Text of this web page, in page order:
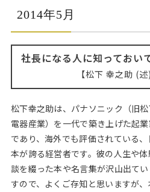
MBA留学生数の推移
インターン受入企業一覧
年齢と年収の相関図
外資系／面接攻略のコツ
Web面接の準備・注意点
キャリアに効く一冊
注目企業インタビュー
キャリアフォーラム
プロ経営者の特別セミナー
MBA NETWORKING
パブリシティ
ニュースリリース
2014年5月
社長になる人に知っておい
松下 幸之助 (
松下幸之助は、パナソニック（旧
電器産業）を一代で築き上げた起
であり、海外でも評価されている、
本が誇る経営者です。彼の人生や
談を綴った本や名言集が沢山出てい
すので、よくご存知と思いますが、